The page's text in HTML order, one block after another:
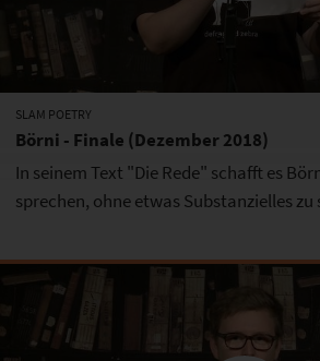
SLAM POETRY
Börni - Finale (Dezember 2018)
In seinem Text "Die Rede" schafft es
sprechen, ohne etwas Substanzielles zu